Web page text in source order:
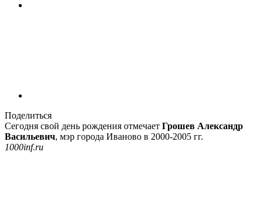
Поделиться
Сегодня свой день рождения отмечает Грошев Александр
Васильевич, мэр города Иваново в 2000-2005 гг.
1000inf.ru